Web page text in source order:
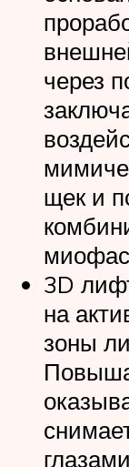
через
щек и
3D
на
зоны